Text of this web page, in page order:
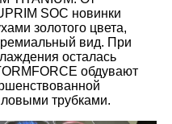
SOC новинки
золотого цвета,
вид. При
осталась
обдувают
трубками.